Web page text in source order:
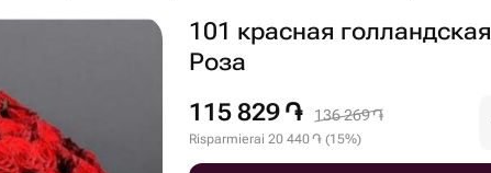
101 красная голландская
Роза
115 829 ֏ 136 269֏
Risparmierai 20 440֏ (15%)